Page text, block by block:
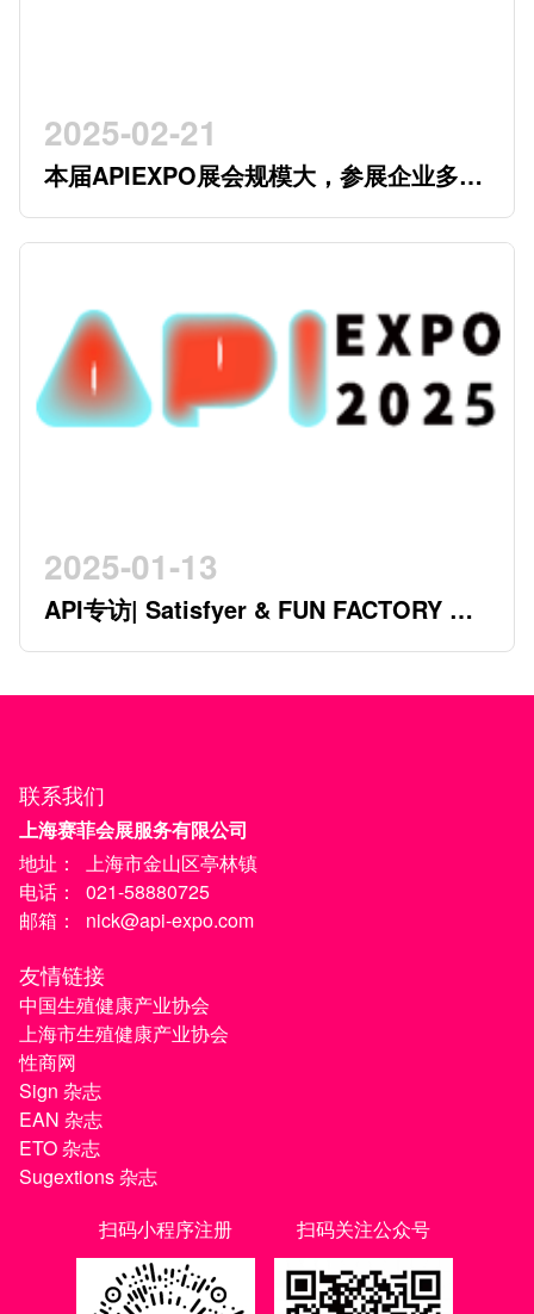
2025-02-21
本届APIEXPO展会规模大，参展企业多，
参观观众多，看展时间紧，怎么办？
2025-01-13
API专访| Satisfyer & FUN FACTORY 开
创行业新时代的德系双星
联系我们
上海赛菲会展服务有限公司
地址：
上海市金山区亭林镇
电话：
021-58880725
邮箱：
nick@api-expo.com
友情链接
中国生殖健康产业协会
上海市生殖健康产业协会
性商网
Sign 杂志
EAN 杂志
ETO 杂志
Sugextions 杂志
扫码小程序注册
扫码关注公众号